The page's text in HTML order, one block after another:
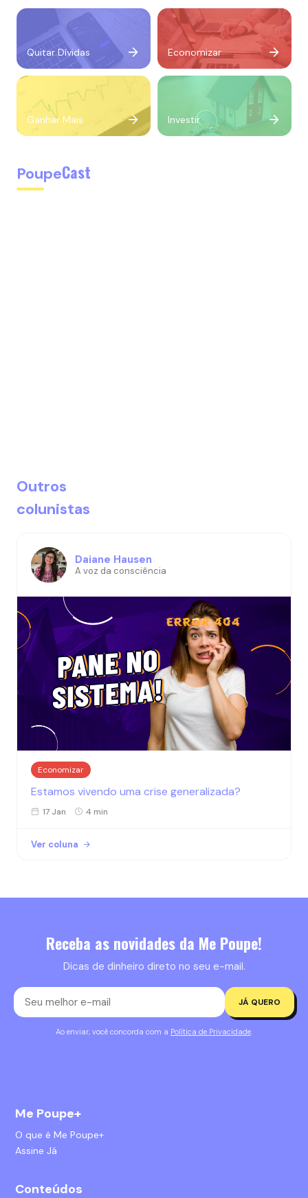
Quitar Dívidas Economizar
Ganhar Mais Investir
PoupeCast
Outros
colunistas
Daiane Hausen
A voz da consciência
Economizar
Estamos vivendo uma crise generalizada?
17 Jan 4 min
Ver coluna
Receba as novidades da Me Poupe!
Dicas de dinheiro direto no seu e-mail.
JÁ QUERO
Ao enviar, você concorda com a Política de Privacidade.
Me Poupe+
O que é Me Poupe+
Assine Já
Conteúdos